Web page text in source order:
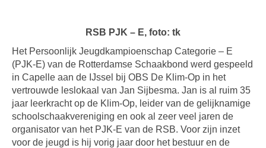
RSB PJK – E, foto: tk
Het Persoonlijk Jeugdkampioenschap Categorie – E
(PJK-E) van de Rotterdamse Schaakbond werd gespeeld
in Capelle aan de IJssel bij OBS De Klim-Op in het
vertrouwde leslokaal van Jan Sijbesma. Jan is al ruim 35
jaar leerkracht op de Klim-Op, leider van de gelijknamige
schoolschaakvereniging en ook al zeer veel jaren de
organisator van het PJK-E van de RSB. Voor zijn inzet
voor de jeugd is hij vorig jaar door het bestuur en de